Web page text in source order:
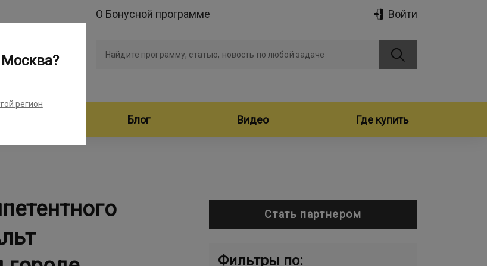
Войти
О Бонусной программе
Найдите программу, статью, новость по любой задаче
Блог Видео Где купить
Стать партнером
Фильтры по:
регион